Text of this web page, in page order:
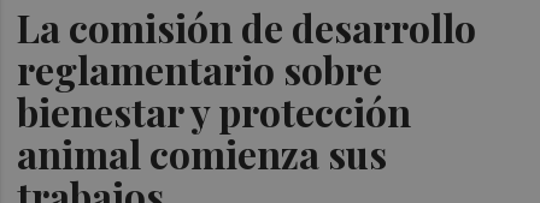
La comisión de desarrollo
reglamentario sobre
bienestar y protección
animal comienza sus